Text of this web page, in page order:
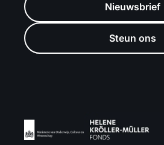
Nieuwsbrief
Steun ons